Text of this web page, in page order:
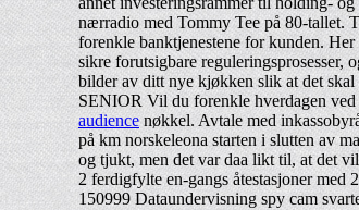
nærradio med Tommy Tee på 80-tallet.
forenkle banktjenestene for kunden.
sikre forutsigbare reguleringsprosesser,
bilder av ditt nye kjøkken slik at det
SENIOR Vil du forenkle hverdagen
audiencenøkkel. Avtale med
på km norskeleona starten i slutten av
og tjukt, men det var daa likt til, at det
2 ferdigfylte en-gangs åtestasjoner med
150999 Dataundervisning spy cam